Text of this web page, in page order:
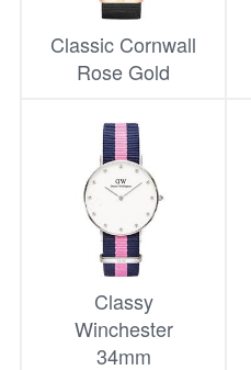
Classic Cornwall
Rose Gold
Classy
Winchester
34mm